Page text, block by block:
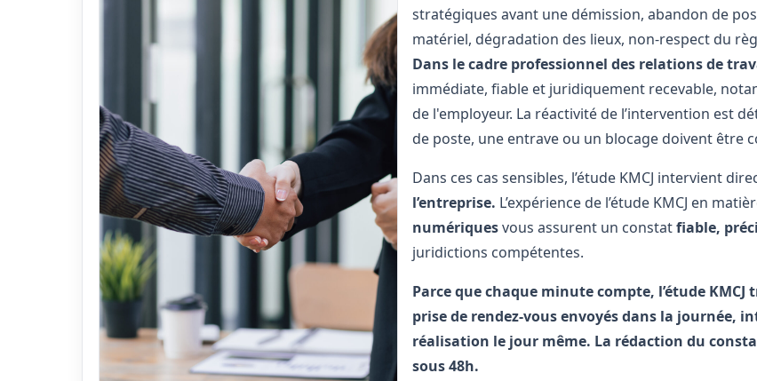
stratégiques avant une démission, abandon de
matériel, dégradation des lieux, non-respect du
Dans le cadre professionnel des relations de
immédiate, fiable et juridiquement recevable,
de l'employeur. La réactivité de l’intervention est
de poste, une entrave ou un blocage doivent être
Dans ces cas sensibles, l’étude KMCJ intervient
l’entreprise. L’expérience de l’étude KMCJ en
numériquesvous assurent un constatfiable,
juridictions compétentes.
Parce que chaque minute compte, l’étude
prise de rendez-vous envoyés dans la journée,
réalisation le jour même. La rédaction du
sous 48h.